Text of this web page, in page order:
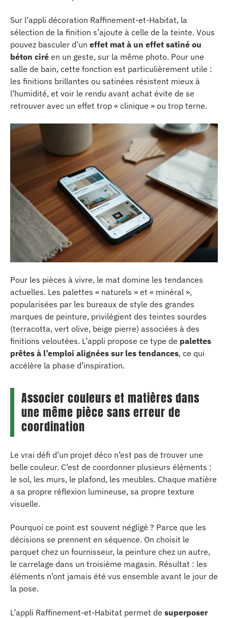
Sur l’appli décoration Raffinement-et-Habitat, la
sélection de la finition s’ajoute à celle de la teinte. Vous
pouvez basculer d’un effet mat à un effet satiné ou
béton ciré en un geste, sur la même photo. Pour une
salle de bain, cette fonction est particulièrement utile :
les finitions brillantes ou satinées résistent mieux à
l’humidité, et voir le rendu avant achat évite de se
retrouver avec un effet trop « clinique » ou trop terne.
Pour les pièces à vivre, le mat domine les tendances
actuelles. Les palettes « naturels » et « minéral »,
popularisées par les bureaux de style des grandes
marques de peinture, privilégient des teintes sourdes
(terracotta, vert olive, beige pierre) associées à des
finitions veloutées. L’appli propose ce type de palettes
prêtes à l’emploi alignées sur les tendances, ce qui
accélère la phase d’inspiration.
Associer couleurs et matières dans
une même pièce sans erreur de
coordination
Le vrai défi d’un projet déco n’est pas de trouver une
belle couleur. C’est de coordonner plusieurs éléments :
le sol, les murs, le plafond, les meubles. Chaque matière
a sa propre réflexion lumineuse, sa propre texture
visuelle.
Pourquoi ce point est souvent négligé ? Parce que les
décisions se prennent en séquence. On choisit le
parquet chez un fournisseur, la peinture chez un autre,
le carrelage dans un troisième magasin. Résultat : les
éléments n’ont jamais été vus ensemble avant le jour de
la pose.
L’appli Raffinement-et-Habitat permet de superposer